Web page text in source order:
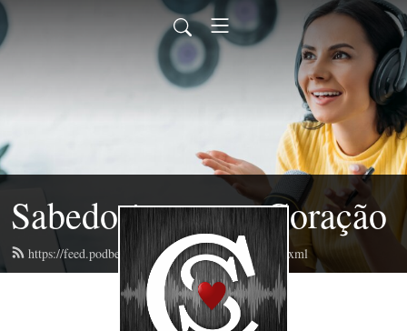
Sabedoria para o Coração
https://feed.podbean.com/sabedoriaportugues/feed.xml